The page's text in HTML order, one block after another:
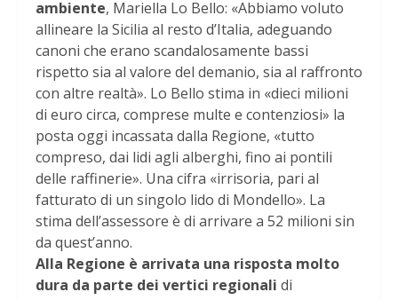
ambiente, Mariella Lo Bello: «Abbiamo voluto
allineare la Sicilia al resto d’Italia, adeguando
canoni che erano scandalosamente bassi
rispetto sia al valore del demanio, sia al raffronto
con altre realtà». Lo Bello stima in «dieci milioni
di euro circa, comprese multe e contenziosi» la
posta oggi incassata dalla Regione, «tutto
compreso, dai lidi agli alberghi, fino ai pontili
delle raffinerie». Una cifra «irrisoria, pari al
fatturato di un singolo lido di Mondello». La
stima dell’assessore è di arrivare a 52 milioni sin
da quest’anno.
Alla Regione è arrivata una risposta molto
dura da parte dei vertici regionali di